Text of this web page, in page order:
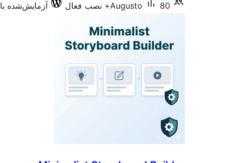
Augusto 80+ نصب فعال آزمایش‌شده با 4.1.42